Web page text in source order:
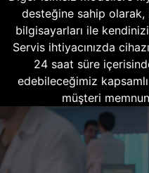
desteğine sahip
bilgisayarları ile
Servis ihtiyacınızda
24 saat süre
edebileceğimiz
müşteri